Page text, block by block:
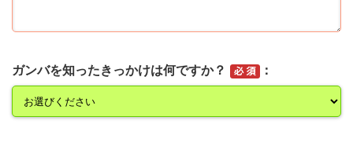
ガンバを知ったきっかけは何ですか？